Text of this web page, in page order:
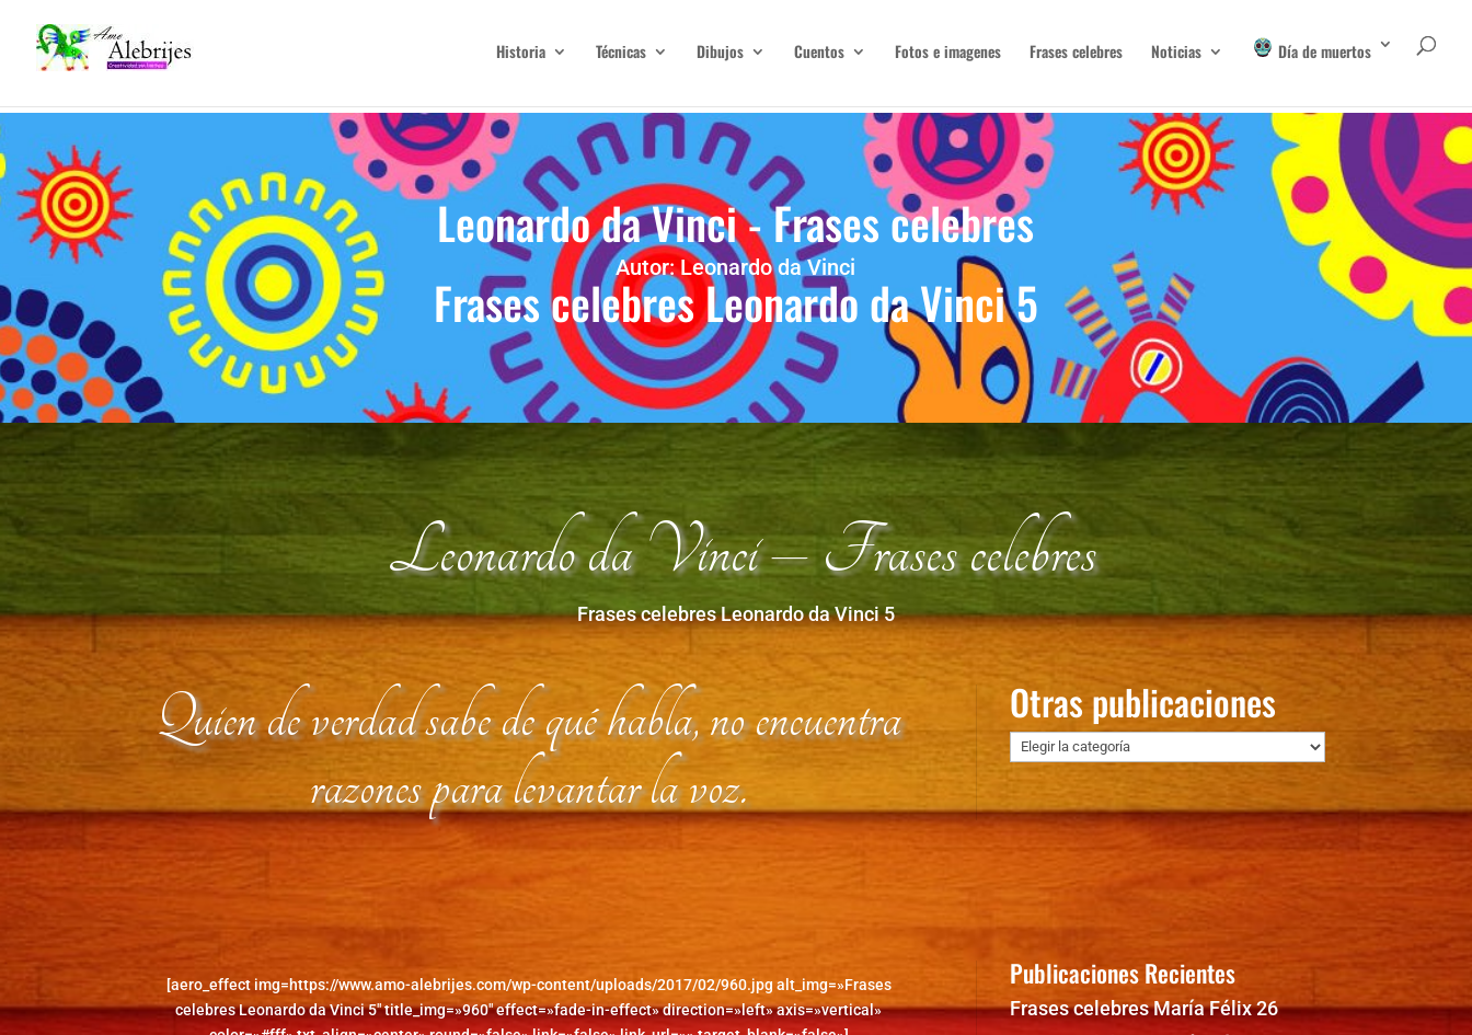
Historia Técnicas Dibujos Cuentos Fotos e imagenes Frases celebres Noticias Día de muertos
Leonardo da Vinci - Frases celebres
Autor: Leonardo da Vinci
Frases celebres Leonardo da Vinci 5
Leonardo da Vinci – Frases celebres
Frases celebres Leonardo da Vinci 5
Quien de verdad sabe de qué habla, no encuentra
razones para levantar la voz.
[aero_effect img=https://www.amo-alebrijes.com/wp-content/uploads/2017/02/960.jpg alt_img=»Frases
celebres Leonardo da Vinci 5″ title_img=»960″ effect=»fade-in-effect» direction=»left» axis=»vertical»
Otras publicaciones
Otras
publicaciones
Publicaciones Recientes
Frases celebres María Félix 26